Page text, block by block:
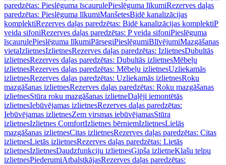
paredzētas: Pieslēguma īscaurulePieslēguma līkumiRezerves daļas
paredzētas: Pieslēguma līkumiManšetesBidē kanalizācijas
komplektiRezerves daļas paredzētas: Bidē kanalizācijas komplektiP
veida sifoniRezerves daļas paredzētas: P veida sifoniPieslēguma
īscaurulePieslēguma līkumiPārsegiPieslēgumiBlīvējumiMazgāšanas
vietaIzlietnesIzlietnesRezerves daļas paredzētas: IzlietnesDubultās
izlietnesRezerves daļas paredzētas: Dubultās izlietnesMēbeļu
izlietnesRezerves daļas paredzētas: Mēbeļu izlietnesUzliekamās
izlietnesRezerves daļas paredzētas: Uzliekamās izlietnesRoku
mazgāšanas izlietnesRezerves daļas paredzētas: Roku mazgāšanas
izlietnesStūra roku mazgāšanas izlietneDaļēji iemontētās
izlietnesIebūvējamas izlietnesRezerves daļas paredzētas:
Iebūvējamas izlietnesZem virsmas iebūvējamasStūra
izlietnesIzlietnes ComfortIzlietnes bērniemIzlietnesLielās
mazgāšanas izlietnesCitas izlietnesRezerves daļas paredzētas: Citas
izlietnesLietās izlietnesRezerves daļas paredzētas: Lietās
izlietnesIzlietnesDaudzfunkciju izlietnesĢipša izlietneKlašu telpu
izlietnesPiederumiAtbalstkājasRezerves daļas paredzētas: